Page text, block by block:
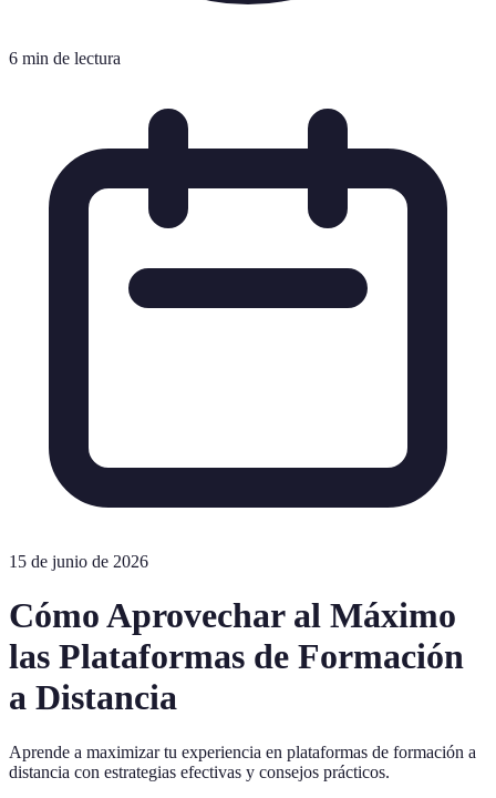
6 min de lectura
15 de junio de 2026
Cómo Aprovechar al Máximo
las Plataformas de Formación
a Distancia
Aprende a maximizar tu experiencia en plataformas de formación a
distancia con estrategias efectivas y consejos prácticos.